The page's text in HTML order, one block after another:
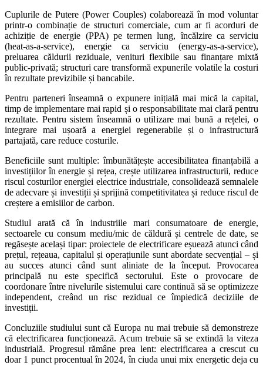
Cuplurile de Putere (Power Couples) colaborează în mod voluntar
printr-o combinație de structuri comerciale, cum ar fi acorduri de
achiziție de energie (PPA) pe termen lung, încălzire ca serviciu
(heat-as-a-service), energie ca serviciu (energy-as-a-service),
preluarea căldurii reziduale, venituri flexibile sau finanțare mixtă
public-privată; structuri care transformă expunerile volatile la costuri
în rezultate previzibile și bancabile.
Pentru parteneri înseamnă o expunere inițială mai mică la capital,
timp de implementare mai rapid și o responsabilitate mai clară pentru
rezultate. Pentru sistem înseamnă o utilizare mai bună a rețelei, o
integrare mai ușoară a energiei regenerabile și o infrastructură
partajată, care reduce costurile.
Beneficiile sunt multiple: îmbunătățește accesibilitatea finanțabilă a
investițiilor în energie și rețea, crește utilizarea infrastructurii, reduce
riscul costurilor energiei electrice industriale, consolidează semnalele
de adecvare și investiții și sprijină competitivitatea și reduce riscul de
creștere a emisiilor de carbon.
Studiul arată că în industriile mari consumatoare de energie,
sectoarele cu consum mediu/mic de căldură și centrele de date, se
regăsește același tipar: proiectele de electrificare eșuează atunci când
prețul, rețeaua, capitalul și operațiunile sunt abordate secvențial – și
au succes atunci când sunt aliniate de la început. Provocarea
principală nu este specifică sectorului. Este o provocare de
coordonare între nivelurile sistemului care continuă să se optimizeze
independent, creând un risc rezidual ce împiedică deciziile de
investiții.
Concluziile studiului sunt că Europa nu mai trebuie să demonstreze
că electrificarea funcționează. Acum trebuie să se extindă la viteza
industrială. Progresul rămâne prea lent: electrificarea a crescut cu
doar 1 punct procentual în 2024, în ciuda unui mix energetic deja cu